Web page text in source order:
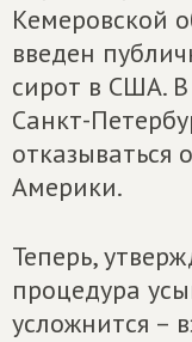
Кемеровской
введен
сирот в США.
Санкт-
отказываться
Америки.
Теперь,
процедура
усложнится –